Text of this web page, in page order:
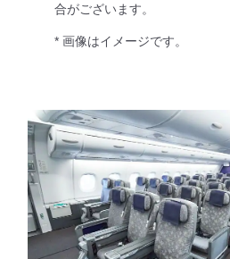
合がございます。
* 画像はイメージです。